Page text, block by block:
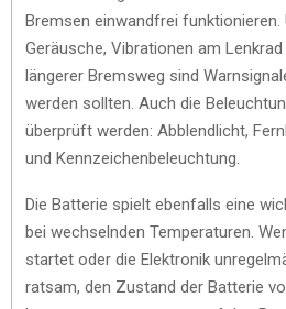
Bremsen einwandfrei funktionieren.
Geräusche, Vibrationen am
längerer Bremsweg sind
werden sollten. Auch die
überprüft werden: Abblendlicht,
und Kennzeichenbeleuchtung.
Die Batterie spielt ebenfalls eine
bei wechselnden Temperaturen.
startet oder die Elektronik
ratsam, den Zustand der Batterie